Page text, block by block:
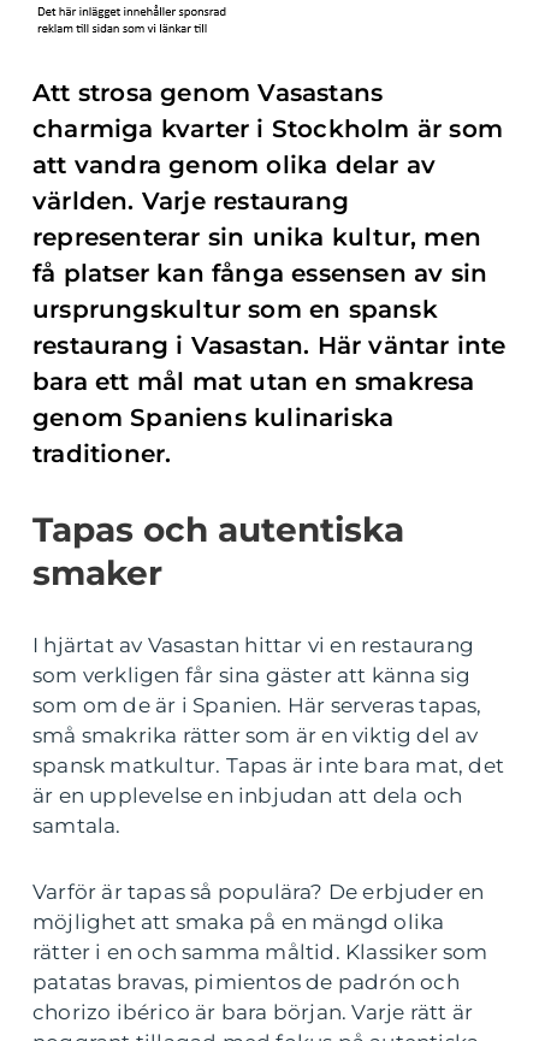
Att strosa genom Vasastans
charmiga kvarter i Stockholm är som
att vandra genom olika delar av
världen. Varje restaurang
representerar sin unika kultur, men
få platser kan fånga essensen av sin
ursprungskultur som en spansk
restaurang i Vasastan. Här väntar inte
bara ett mål mat utan en smakresa
genom Spaniens kulinariska
traditioner.
Tapas och autentiska
smaker
I hjärtat av Vasastan hittar vi en restaurang
som verkligen får sina gäster att känna sig
som om de är i Spanien. Här serveras tapas,
små smakrika rätter som är en viktig del av
spansk matkultur. Tapas är inte bara mat, det
är en upplevelse en inbjudan att dela och
samtala.
Varför är tapas så populära? De erbjuder en
möjlighet att smaka på en mängd olika
rätter i en och samma måltid. Klassiker som
patatas bravas, pimientos de padrón och
chorizo ibérico är bara början. Varje rätt är